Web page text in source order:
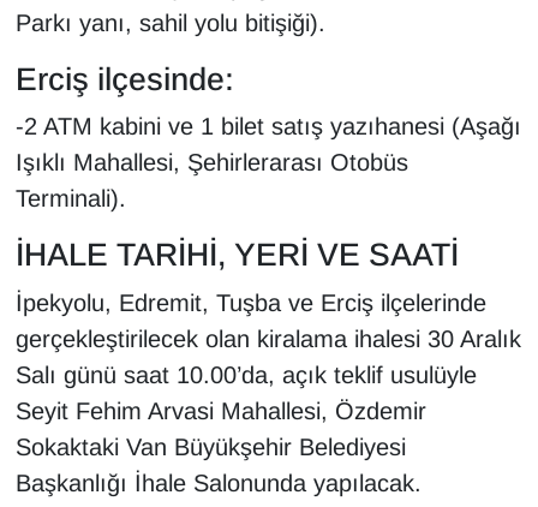
Parkı yanı, sahil yolu bitişiği).
Erciş ilçesinde:
-2 ATM kabini ve 1 bilet satış yazıhanesi (Aşağı
Işıklı Mahallesi, Şehirlerarası Otobüs
Terminali).
İHALE TARİHİ, YERİ VE SAATİ
İpekyolu, Edremit, Tuşba ve Erciş ilçelerinde
gerçekleştirilecek olan kiralama ihalesi 30 Aralık
Salı günü saat 10.00’da, açık teklif usulüyle
Seyit Fehim Arvasi Mahallesi, Özdemir
Sokaktaki Van Büyükşehir Belediyesi
Başkanlığı İhale Salonunda yapılacak.